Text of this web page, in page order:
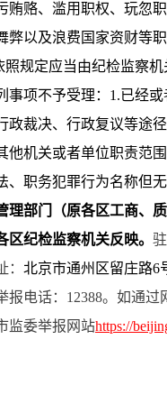
贿赂、滥用职权、玩忽
弊以及浪费国家资财等
照规定应当由纪检监察
事项不予受理：1.已经
政裁决、行政复议等途
他机关或者单位职责范
、职务犯罪行为名称但无
理部门（原各区工商、
区纪检监察机关反映。
北京市通州区留庄路6
报电话：12388。如通
监委举报网站https://